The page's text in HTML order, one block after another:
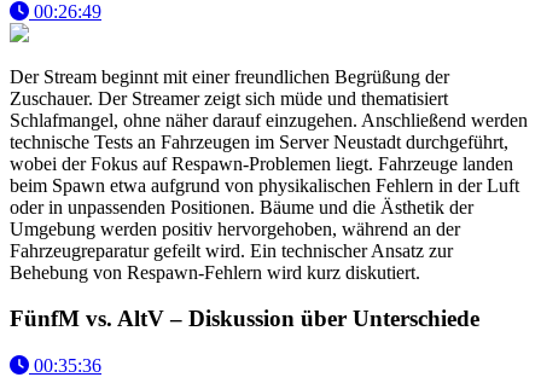
00:26:49
Der Stream beginnt mit einer freundlichen Begrüßung der
Zuschauer. Der Streamer zeigt sich müde und thematisiert
Schlafmangel, ohne näher darauf einzugehen. Anschließend werden
technische Tests an Fahrzeugen im Server Neustadt durchgeführt,
wobei der Fokus auf Respawn-Problemen liegt. Fahrzeuge landen
beim Spawn etwa aufgrund von physikalischen Fehlern in der Luft
oder in unpassenden Positionen. Bäume und die Ästhetik der
Umgebung werden positiv hervorgehoben, während an der
Fahrzeugreparatur gefeilt wird. Ein technischer Ansatz zur
Behebung von Respawn-Fehlern wird kurz diskutiert.
FünfM vs. AltV – Diskussion über Unterschiede
00:35:36